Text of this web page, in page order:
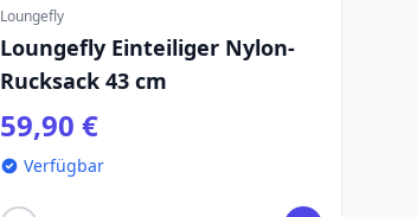
Loungefly
Loungefly Einteiliger Nylon-
Rucksack 43 cm
59,90 €
Verfügbar